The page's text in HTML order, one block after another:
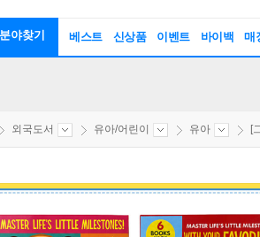
야찾기 베스트 신상품 이벤트 바이백 매
외국도서 유아/어린이 유아 [